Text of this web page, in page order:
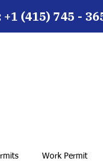
+1 (415) 745 -
Work Permit